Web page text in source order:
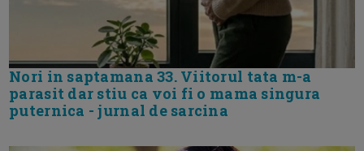
Nori in saptamana 33. Viitorul tata m-a
parasit dar stiu ca voi fi o mama singura
puternica - jurnal de sarcina